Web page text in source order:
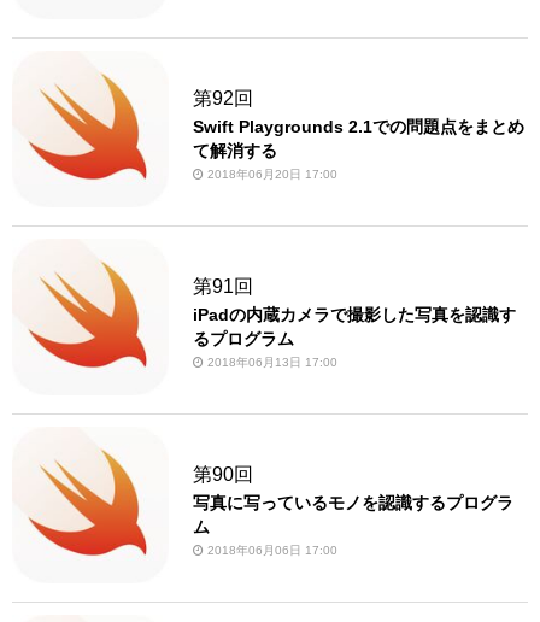
第92回
Swift Playgrounds 2.1での問題点をまとめ
て解消する
2018年06月20日 17:00
第91回
iPadの内蔵カメラで撮影した写真を認識す
るプログラム
2018年06月13日 17:00
第90回
写真に写っているモノを認識するプログラ
ム
2018年06月06日 17:00